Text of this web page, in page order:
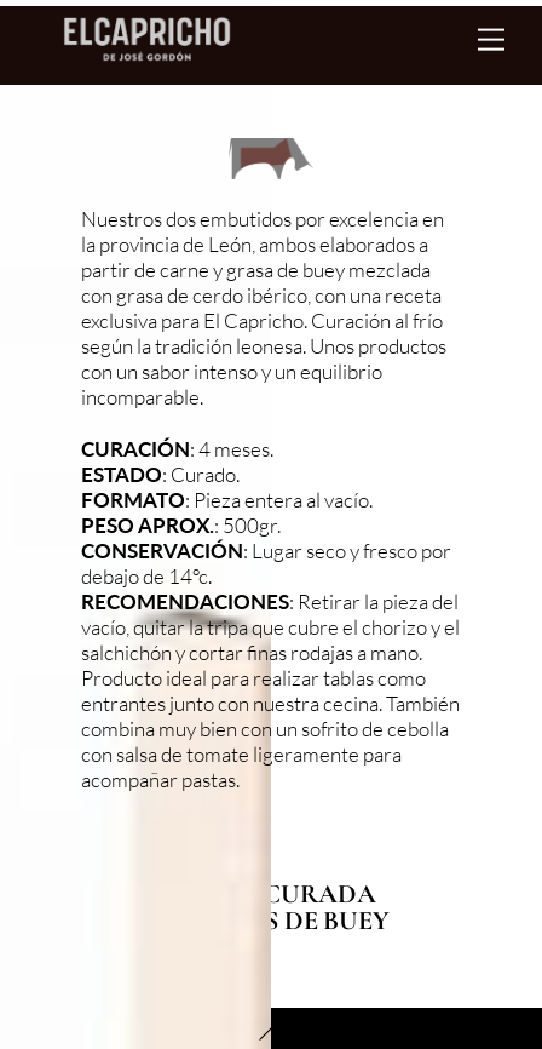
Nuestros dos embutidos por excelencia en
la provincia de León, ambos elaborados a
partir de carne y grasa de buey mezclada
con grasa de cerdo ibérico, con una receta
exclusiva para El Capricho. Curación al frío
según la tradición leonesa. Unos productos
con un sabor intenso y un equilibrio
incomparable.
CURACIÓN: 4 meses.
ESTADO: Curado.
FORMATO: Pieza entera al vacío.
PESO APROX.: 500gr.
CONSERVACIÓN: Lugar seco y fresco por
debajo de 14ºc.
RECOMENDACIONES: Retirar la pieza del
vacío, quitar la tripa que cubre el chorizo y el
salchichón y cortar finas rodajas a mano.
Producto ideal para realizar tablas como
entrantes junto con nuestra cecina. También
combina muy bien con un sofrito de cebolla
con salsa de tomate ligeramente para
acompañar pastas.
LENGUA CURADA
CALLOS DE BUEY
Back